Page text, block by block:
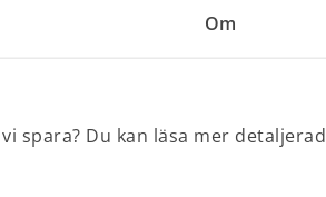
Om
spara? Du kan läsa mer detaljerad